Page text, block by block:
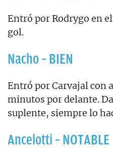
Entró por Rodrygo en
gol.
Nacho – BIEN
Entró por Carvajal con
minutos por delante.
suplente, siempre lo
Ancelotti – NOTABLE